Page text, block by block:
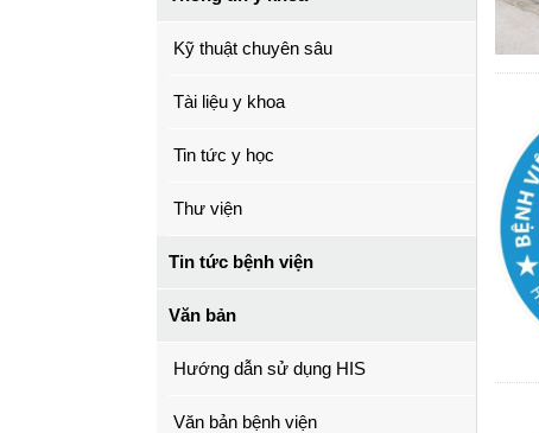
Kỹ thuật chuyên sâu
Tài liệu y khoa
Tin tức y học
Thư viện
Tin tức bệnh viện
Văn bản
Hướng dẫn sử dụng HIS
Văn bản bệnh viện